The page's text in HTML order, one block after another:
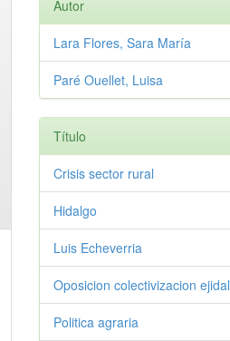
Autor
Lara Flores, Sara María
Paré Ouellet, Luisa
Título
Crisis sector rural
Hidalgo
Luis Echeverria
Oposicion colectivizacion ejidal
Politica agraria